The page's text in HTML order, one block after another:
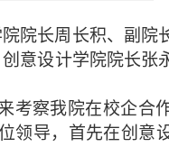
院长周长积、副院
意设计学院院长张
考察我院在校企合
领导，首先在创意